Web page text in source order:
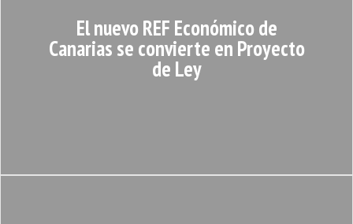
El nuevo REF Económico de
Canarias se convierte en Proyecto
de Ley